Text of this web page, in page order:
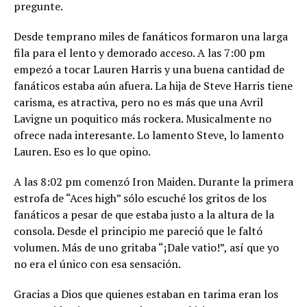
pregunte.
Desde temprano miles de fanáticos formaron una larga
fila para el lento y demorado acceso. A las 7:00 pm
empezó a tocar Lauren Harris y una buena cantidad de
fanáticos estaba aún afuera. La hija de Steve Harris tiene
carisma, es atractiva, pero no es más que una Avril
Lavigne un poquitico más rockera. Musicalmente no
ofrece nada interesante. Lo lamento Steve, lo lamento
Lauren. Eso es lo que opino.
A las 8:02 pm comenzó Iron Maiden. Durante la primera
estrofa de “Aces high” sólo escuché los gritos de los
fanáticos a pesar de que estaba justo a la altura de la
consola. Desde el principio me pareció que le faltó
volumen. Más de uno gritaba “¡Dale vatio!”, así que yo
no era el único con esa sensación.
Gracias a Dios que quienes estaban en tarima eran los